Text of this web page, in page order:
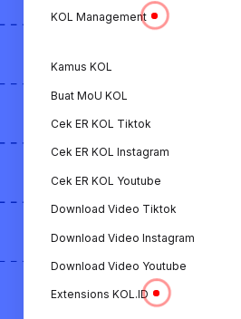
KOL Management
Kamus KOL
Buat MoU KOL
Cek ER KOL Tiktok
Cek ER KOL Instagram
Cek ER KOL Youtube
Download Video Tiktok
Download Video Instagram
Download Video Youtube
Extensions KOL.ID